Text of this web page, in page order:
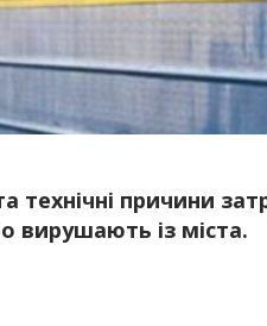
технічні причини
вирушають із міста.